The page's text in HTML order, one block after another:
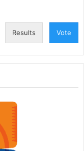
Results Vote